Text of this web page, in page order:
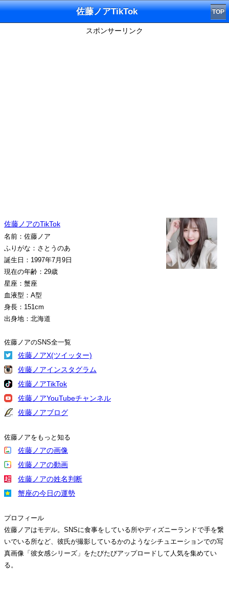
佐藤ノアTikTok TOP
スポンサーリンク
佐藤ノアのTikTok
名前：佐藤ノア
ふりがな：さとうのあ
誕生日：1997年7月9日
現在の年齢：29歳
星座：蟹座
血液型：A型
身長：151cm
出身地：北海道
佐藤ノアのSNS全一覧
佐藤ノアX(ツイッター)
佐藤ノアインスタグラム
佐藤ノアTikTok
佐藤ノアYouTubeチャンネル
佐藤ノアブログ
佐藤ノアをもっと知る
佐藤ノアの画像
佐藤ノアの動画
佐藤ノアの姓名判断
蟹座の今日の運勢
プロフィール
佐藤ノアはモデル。SNSに食事をしている所やディズニーランドで手を繋
いでいる所など、彼氏が撮影しているかのようなシチュエーションでの写
真画像「彼女感シリーズ」をたびたびアップロードして人気を集めてい
る。